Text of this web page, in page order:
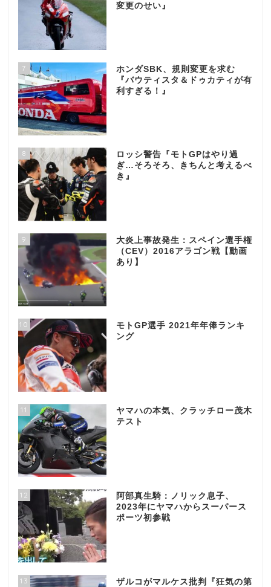
変更のせい』
7
ホンダSBK、規則変更を求む
『バウティスタ＆ドゥカティが有
利すぎる！』
8
ロッシ警告『モトGPはやり過
ぎ…そろそろ、きちんと考えるべ
き』
9
大炎上事故発生：スペイン選手権
（CEV）2016アラゴン戦【動画
あり】
10
モトGP選手 2021年年俸ランキ
ング
11
ヤマハの本気、クラッチロー茂木
テスト
12
阿部真生騎：ノリック息子、
2023年にヤマハからスーパース
ポーツ初参戦
13
ザルコがマルケス批判『狂気の第